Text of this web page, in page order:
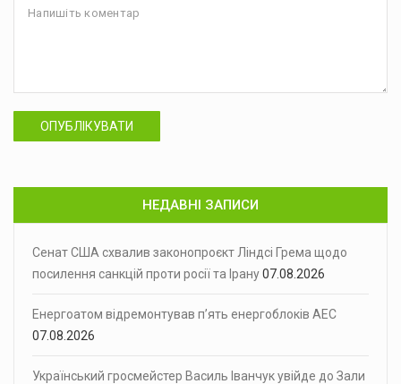
ОПУБЛІКУВАТИ
НЕДАВНІ ЗАПИСИ
Сенат США схвалив законопроєкт Ліндсі Грема щодо
посилення санкцій проти росії та Ірану07.08.2026
Енергоатом відремонтував п’ять енергоблоків АЕС
07.08.2026
Український гросмейстер Василь Іванчук увійде до Зали